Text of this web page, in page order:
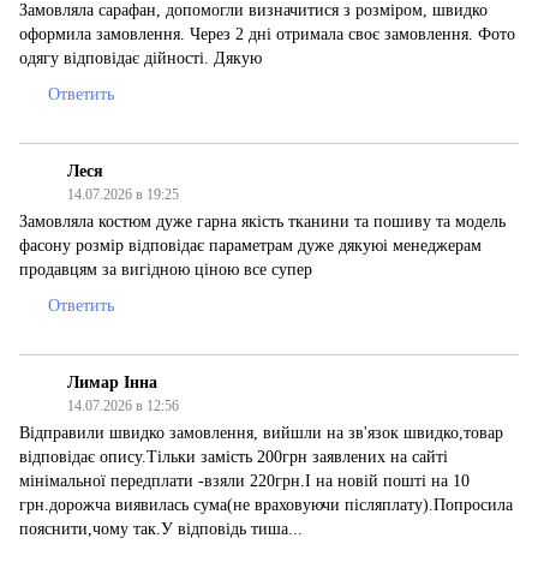
Замовляла сарафан, допомогли визначитися з розміром, швидко
оформила замовлення. Через 2 дні отримала своє замовлення. Фото
одягу відповідає дійності. Дякую
Ответить
Леся
14.07.2026 в 19:25
Замовляла костюм дуже гарна якість тканини та пошиву та модель
фасону розмір відповідає параметрам дуже дякуюі менеджерам
продавцям за вигідною ціною все супер
Ответить
Лимар Інна
14.07.2026 в 12:56
Відправили швидко замовлення, вийшли на зв'язок швидко,товар
відповідає опису.Тільки замість 200грн заявлених на сайті
мінімальної передплати -взяли 220грн.І на новій пошті на 10
грн.дорожча виявилась сума(не враховуючи післяплату).Попросила
пояснити,чому так.У відповідь тиша...